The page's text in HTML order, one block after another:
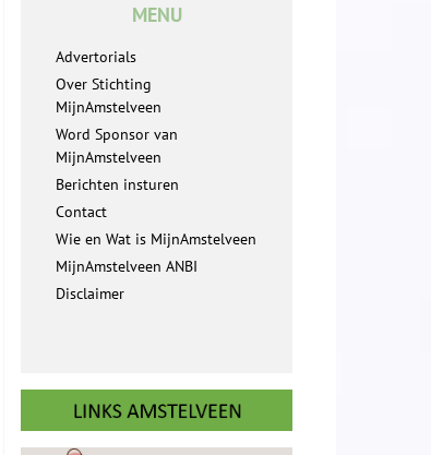
MENU
Advertorials
Over Stichting
MijnAmstelveen
Word Sponsor van
MijnAmstelveen
Berichten insturen
Contact
Wie en Wat is MijnAmstelveen
MijnAmstelveen ANBI
Disclaimer